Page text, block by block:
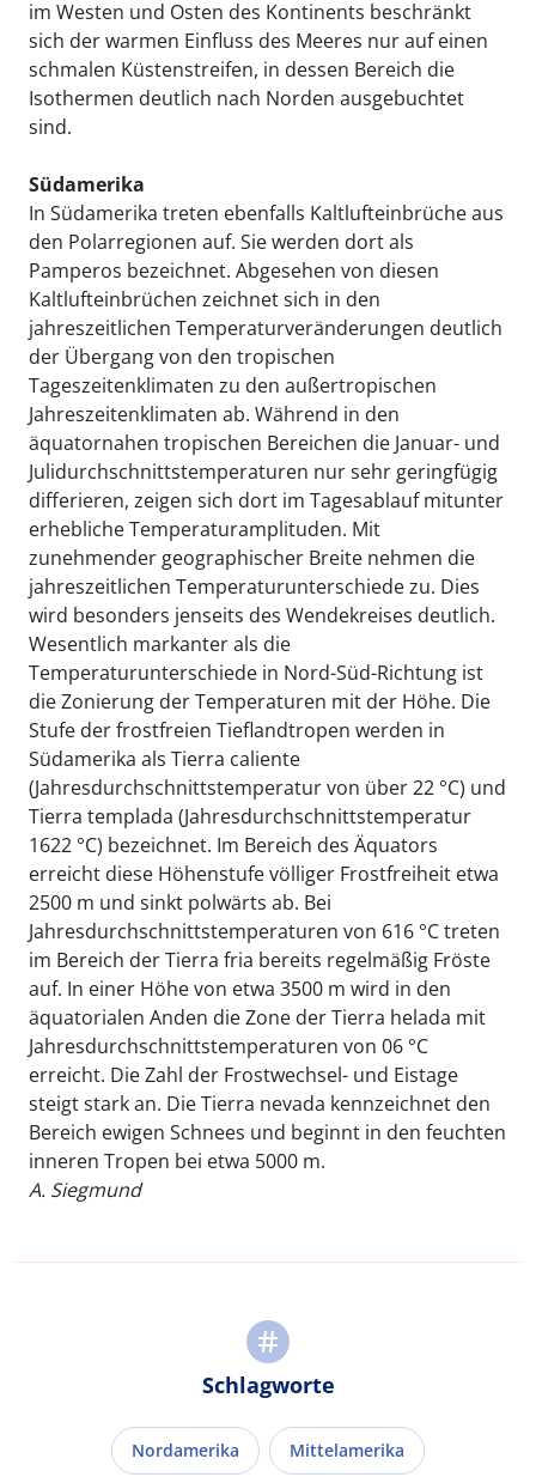
im Westen und Osten des Kontinents beschränkt
sich der warmen Einfluss des Meeres nur auf einen
schmalen Küstenstreifen, in dessen Bereich die
Isothermen deutlich nach Norden ausgebuchtet
sind.
Südamerika
In Südamerika treten ebenfalls Kaltlufteinbrüche aus
den Polarregionen auf. Sie werden dort als
Pamperos bezeichnet. Abgesehen von diesen
Kaltlufteinbrüchen zeichnet sich in den
jahreszeitlichen Temperaturveränderungen deutlich
der Übergang von den tropischen
Tageszeitenklimaten zu den außertropischen
Jahreszeitenklimaten ab. Während in den
äquatornahen tropischen Bereichen die Januar- und
Julidurchschnittstemperaturen nur sehr geringfügig
differieren, zeigen sich dort im Tagesablauf mitunter
erhebliche Temperaturamplituden. Mit
zunehmender geographischer Breite nehmen die
jahreszeitlichen Temperaturunterschiede zu. Dies
wird besonders jenseits des Wendekreises deutlich.
Wesentlich markanter als die
Temperaturunterschiede in Nord-Süd-Richtung ist
die Zonierung der Temperaturen mit der Höhe. Die
Stufe der frostfreien Tieflandtropen werden in
Südamerika als Tierra caliente
(Jahresdurchschnittstemperatur von über 22 °C) und
Tierra templada (Jahresdurchschnittstemperatur
1622 °C) bezeichnet. Im Bereich des Äquators
erreicht diese Höhenstufe völliger Frostfreiheit etwa
2500 m und sinkt polwärts ab. Bei
Jahresdurchschnittstemperaturen von 616 °C treten
im Bereich der Tierra fria bereits regelmäßig Fröste
auf. In einer Höhe von etwa 3500 m wird in den
äquatorialen Anden die Zone der Tierra helada mit
Jahresdurchschnittstemperaturen von 06 °C
erreicht. Die Zahl der Frostwechsel- und Eistage
steigt stark an. Die Tierra nevada kennzeichnet den
Bereich ewigen Schnees und beginnt in den feuchten
inneren Tropen bei etwa 5000 m.
A. Siegmund
Schlagworte
Nordamerika Mittelamerika